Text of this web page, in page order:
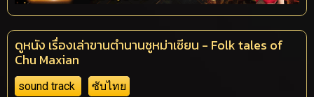
ดูหนัง เรื่องเล่าขานตำนานชูหม่าเซียน - Folk tales of
Chu Maxian
sound track ซับไทย